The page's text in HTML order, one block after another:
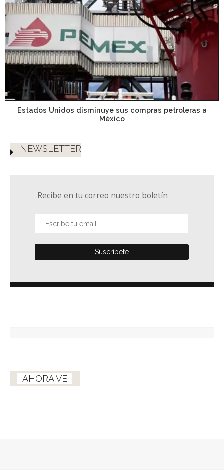
Estados Unidos disminuye sus compras petroleras a
México
NEWSLETTER
Recibe en tu correo nuestro boletín
AHORA VE